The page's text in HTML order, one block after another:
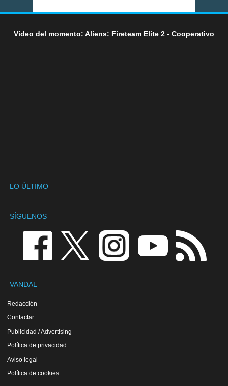
Vídeo del momento: Aliens: Fireteam Elite 2 - Cooperativo
LO ÚLTIMO
SÍGUENOS
VANDAL
Redacción
Contactar
Publicidad / Advertising
Política de privacidad
Aviso legal
Política de cookies